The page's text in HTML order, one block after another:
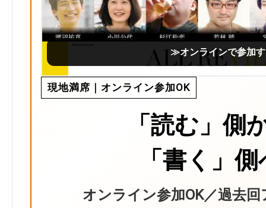
≫オンラインで参加
現地満席｜オンライン参加OK
「読む」側
「書く」
オンライン参加OK／過去